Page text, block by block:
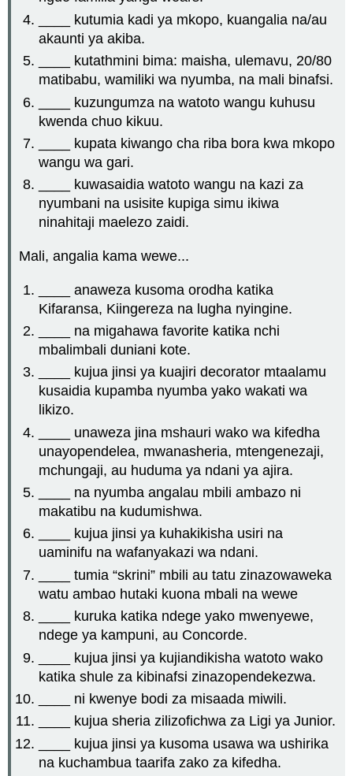
____ kutumia kadi ya mkopo, kuangalia na/au
akaunti ya akiba.
____ kutathmini bima: maisha, ulemavu, 20/80
matibabu, wamiliki wa nyumba, na mali binafsi.
____ kuzungumza na watoto wangu kuhusu
kwenda chuo kikuu.
____ kupata kiwango cha riba bora kwa mkopo
wangu wa gari.
____ kuwasaidia watoto wangu na kazi za
nyumbani na usisite kupiga simu ikiwa
ninahitaji maelezo zaidi.
Mali, angalia kama wewe...
____ anaweza kusoma orodha katika
Kifaransa, Kiingereza na lugha nyingine.
____ na migahawa favorite katika nchi
mbalimbali duniani kote.
____ kujua jinsi ya kuajiri decorator mtaalamu
kusaidia kupamba nyumba yako wakati wa
likizo.
____ unaweza jina mshauri wako wa kifedha
unayopendelea, mwanasheria, mtengenezaji,
mchungaji, au huduma ya ndani ya ajira.
____ na nyumba angalau mbili ambazo ni
makatibu na kudumishwa.
____ kujua jinsi ya kuhakikisha usiri na
uaminifu na wafanyakazi wa ndani.
____ tumia “skrini” mbili au tatu zinazowaweka
watu ambao hutaki kuona mbali na wewe
____ kuruka katika ndege yako mwenyewe,
ndege ya kampuni, au Concorde.
____ kujua jinsi ya kujiandikisha watoto wako
katika shule za kibinafsi zinazopendekezwa.
____ ni kwenye bodi za misaada miwili.
____ kujua sheria zilizofichwa za Ligi ya Junior.
____ kujua jinsi ya kusoma usawa wa ushirika
na kuchambua taarifa zako za kifedha.